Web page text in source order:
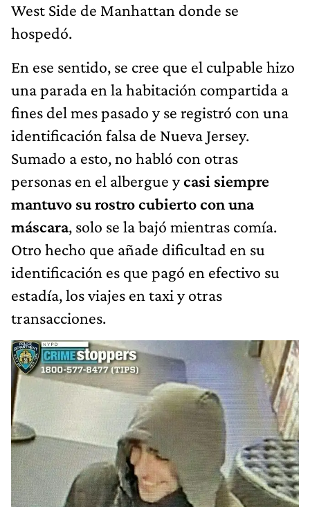
West Side de Manhattan donde se
hospedó.
En ese sentido, se cree que el culpable hizo
una parada en la habitación compartida a
fines del mes pasado y se registró con una
identificación falsa de Nueva Jersey.
Sumado a esto, no habló con otras
personas en el albergue ycasi siempre
mantuvo su rostro cubierto con una
máscara, solo se la bajó mientras comía.
Otro hecho que añade dificultad en su
identificación es que pagó en efectivo su
estadía, los viajes en taxi y otras
transacciones.